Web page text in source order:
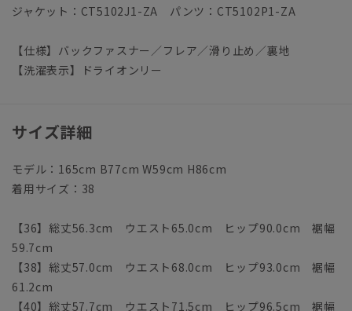
ジャケット：CT5102J1-ZA パンツ：CT5102P1-ZA
【仕様】バックファスナー／フレア／滑り止め／裏地
【洗濯表示】ドライオンリー
サイズ詳細
モデル：165cm B77cm W59cm H86cm
着用サイズ：38
【36】総丈56.3cm ウエスト65.0cm ヒップ90.0cm 裾幅
59.7cm
【38】総丈57.0cm ウエスト68.0cm ヒップ93.0cm 裾幅
61.2cm
【40】総丈57.7cm ウエスト71.5cm ヒップ96.5cm 裾幅